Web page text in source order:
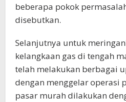
beberapa pokok
disebutkan.
Selanjutnya untuk
kelangkaan gas di tengah
telah melakukan berbagai
dengan menggelar operasi
pasar murah dilakukan